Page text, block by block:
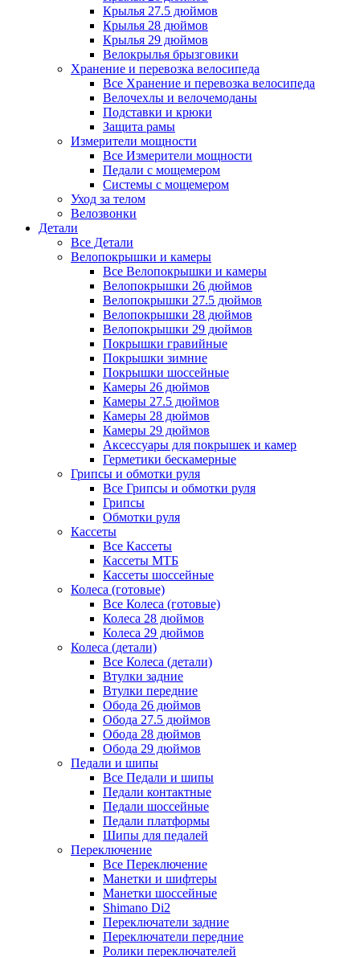
Крылья 27.5 дюймов
Крылья 28 дюймов
Крылья 29 дюймов
Велокрылья брызговики
Хранение и перевозка велосипеда
Все Хранение и перевозка велосипеда
Велочехлы и велочемоданы
Подставки и крюки
Защита рамы
Измерители мощности
Все Измерители мощности
Педали с мощемером
Системы с мощемером
Уход за телом
Велозвонки
Детали
Все Детали
Велопокрышки и камеры
Все Велопокрышки и камеры
Велопокрышки 26 дюймов
Велопокрышки 27.5 дюймов
Велопокрышки 28 дюймов
Велопокрышки 29 дюймов
Покрышки гравийные
Покрышки зимние
Покрышки шоссейные
Камеры 26 дюймов
Камеры 27.5 дюймов
Камеры 28 дюймов
Камеры 29 дюймов
Аксессуары для покрышек и камер
Герметики бескамерные
Грипсы и обмотки руля
Все Грипсы и обмотки руля
Грипсы
Обмотки руля
Кассеты
Все Кассеты
Кассеты МТБ
Кассеты шоссейные
Колеса (готовые)
Все Колеса (готовые)
Колеса 28 дюймов
Колеса 29 дюймов
Колеса (детали)
Все Колеса (детали)
Втулки задние
Втулки передние
Обода 26 дюймов
Обода 27.5 дюймов
Обода 28 дюймов
Обода 29 дюймов
Педали и шипы
Все Педали и шипы
Педали контактные
Педали шоссейные
Педали платформы
Шипы для педалей
Переключение
Все Переключение
Манетки и шифтеры
Манетки шоссейные
Shimano Di2
Переключатели задние
Переключатели передние
Ролики переключателей